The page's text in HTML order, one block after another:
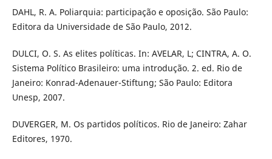
DAHL, R. A. Poliarquia: participação e oposição. São Paulo:
Editora da Universidade de São Paulo, 2012.
DULCI, O. S. As elites políticas. In: AVELAR, L; CINTRA, A. O.
Sistema Político Brasileiro: uma introdução. 2. ed. Rio de
Janeiro: Konrad-Adenauer-Stiftung; São Paulo: Editora
Unesp, 2007.
DUVERGER, M. Os partidos políticos. Rio de Janeiro: Zahar
Editores, 1970.